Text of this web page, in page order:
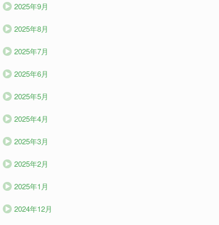
2025年9月
2025年8月
2025年7月
2025年6月
2025年5月
2025年4月
2025年3月
2025年2月
2025年1月
2024年12月